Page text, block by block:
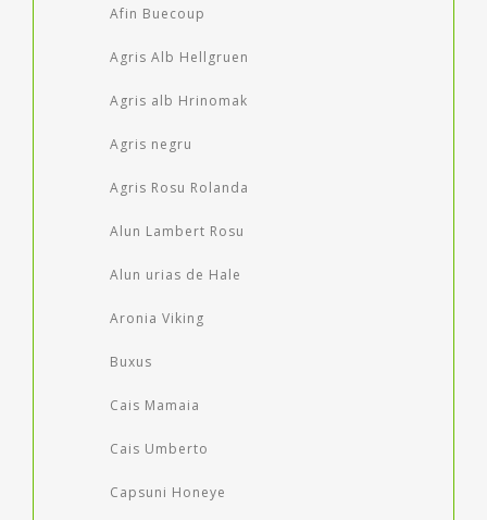
Afin Buecoup
Agris Alb Hellgruen
Agris alb Hrinomak
Agris negru
Agris Rosu Rolanda
Alun Lambert Rosu
Alun urias de Hale
Aronia Viking
Buxus
Cais Mamaia
Cais Umberto
Capsuni Honeye